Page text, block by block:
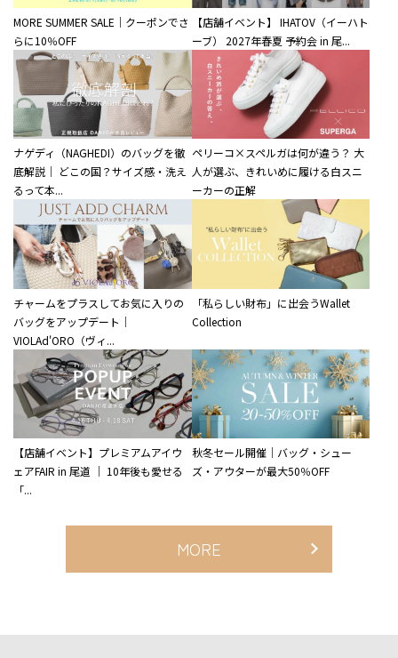
MORE SUMMER SALE｜クーポンでさ
らに10％OFF
【店舗イベント】 IHATOV（イーハト
ーブ） 2027年春夏 予約会 in 尾...
ナゲディ（NAGHEDI）のバッグを徹
底解説｜ どこの国？サイズ感・洗え
るって本...
ペリーコ×スペルガは何が違う？ 大
人が選ぶ、きれいめに履ける白スニ
ーカーの正解
チャームをプラスしてお気に入りの
バッグをアップデート｜
VIOLAd'ORO（ヴィ...
「私らしい財布」に出会うWallet
Collection
【店舗イベント】プレミアムアイウ
ェアFAIR in 尾道 ｜ 10年後も愛せる
「...
秋冬セール開催｜バッグ・シュー
ズ・アウターが最大50％OFF
MORE